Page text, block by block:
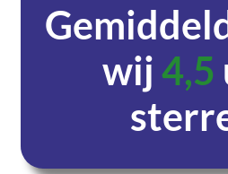
wij4,5